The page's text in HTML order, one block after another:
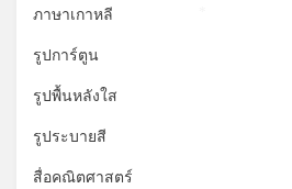
ภาษาเกาหลี
รูปการ์ตูน
รูปพื้นหลังใส
รูประบายสี
สื่อคณิตศาสตร์